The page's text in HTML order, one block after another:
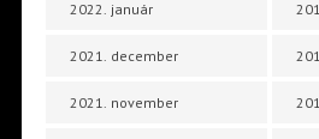
2022. január
2021. december
2021. november